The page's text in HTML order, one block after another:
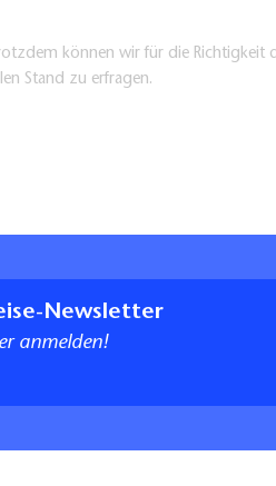
können wir für die Richtigkeit
Stand zu erfragen.
Newsletter
anmelden!